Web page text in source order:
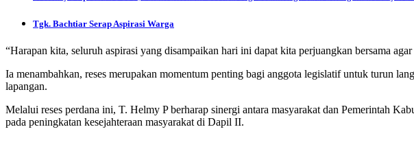
Tgk. Bachtiar Serap Aspirasi Warga
“Harapan kita, seluruh aspirasi yang disampaikan hari ini dapat kita perjuangkan bersama
Ia menambahkan, reses merupakan momentum penting bagi anggota legislatif untuk turun
lapangan.
Melalui reses perdana ini, T. Helmy P berharap sinergi antara masyarakat dan Pemerintah
pada peningkatan kesejahteraan masyarakat di Dapil II.